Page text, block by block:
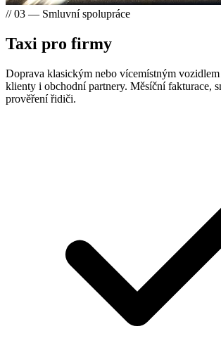
// 03 — Smluvní spolupráce
Taxi pro firmy
Doprava klasickým nebo vícemístným
klienty i obchodní partnery. Měsíční fakturace,
prověření řidiči.